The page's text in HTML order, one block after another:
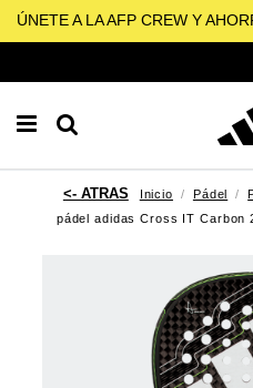
ÚNETE A LA AFP CREW Y
Inicio Pádel
pádel adidas Cross IT Carbon